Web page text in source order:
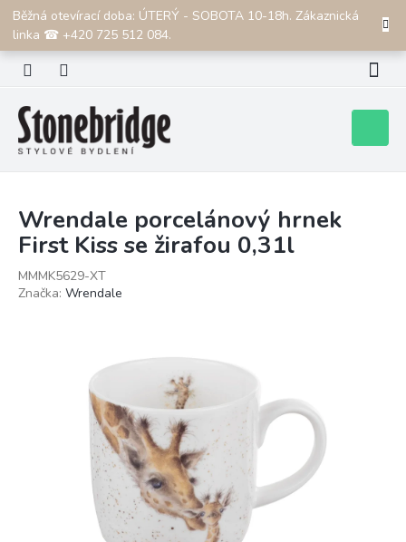
Přejít
obsah
Běžná otevírací doba: ÚTERÝ - SOBOTA 10-18h. Zákaznická
linka ☎ +420 725 512 084.
CZK
košík
Wrendale porcelánový hrnek
First Kiss se žirafou 0,31l
MMMK5629-XT
Značka: Wrendale